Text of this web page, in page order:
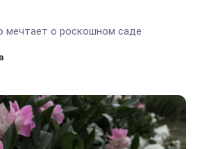
мечтает о роскошном саде